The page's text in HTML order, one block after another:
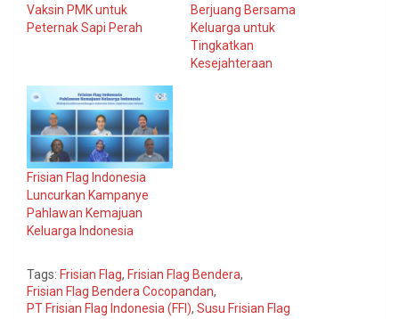
Vaksin PMK untuk
Peternak Sapi Perah
Berjuang Bersama
Keluarga untuk
Tingkatkan
Kesejahteraan
Frisian Flag Indonesia
Luncurkan Kampanye
Pahlawan Kemajuan
Keluarga Indonesia
Tags: Frisian Flag, Frisian Flag Bendera,
Frisian Flag Bendera Cocopandan,
PT Frisian Flag Indonesia (FFI), Susu Frisian Flag